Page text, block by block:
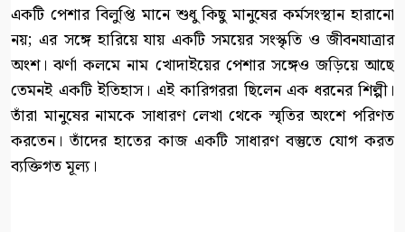
একটি পেশার বিলুপ্তি মানে শুধু কিছু মানুষের কর্মসংস্থান হারানো
নয়; এর সঙ্গে হারিয়ে যায় একটি সময়ের সংস্কৃতি ও জীবনযাত্রার
অংশ। ঝর্ণা কলমে নাম খোদাইয়ের পেশার সঙ্গেও জড়িয়ে আছে
তেমনই একটি ইতিহাস। এই কারিগররা ছিলেন এক ধরনের শিল্পী।
তাঁরা মানুষের নামকে সাধারণ লেখা থেকে স্মৃতির অংশে পরিণত
করতেন। তাঁদের হাতের কাজ একটি সাধারণ বস্তুতে যোগ করত
ব্যক্তিগত মূল্য।